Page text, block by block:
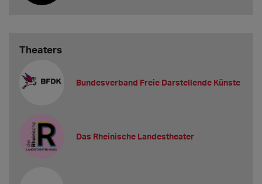
Theaters
Bundesverband Freie Darstellende Künste
Das Rheinische Landestheater